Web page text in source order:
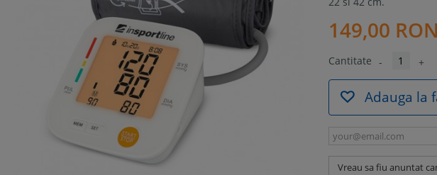
149,00 RON
Cantitate - +
Adauga la
Vreau sa fiu anuntat